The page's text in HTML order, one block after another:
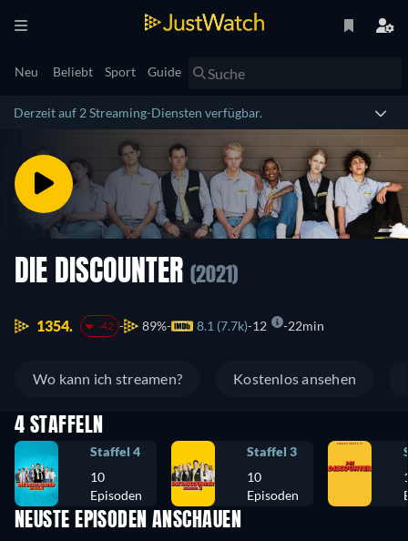
Neu Beliebt Sport Guide
Derzeit auf 2 Streaming-Diensten verfügbar.
DIE DISCOUNTER (2021)
1354. -42 89% 8.1 (7.7k) 12 22min
Wo kann ich streamen? Kostenlos ansehen
4 STAFFELN
Staffel 4
10
Episoden
Staffel 3
10
Episoden
NEUSTE EPISODEN ANSCHAUEN